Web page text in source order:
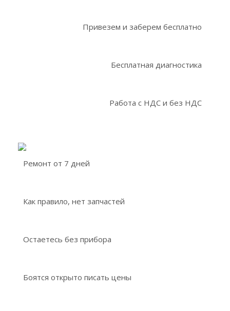
Привезем и заберем бесплатно
Бесплатная диагностика
Работа с НДС и без НДС
Ремонт от 7 дней
Как правило, нет запчастей
Остаетесь без прибора
Боятся открыто писать цены